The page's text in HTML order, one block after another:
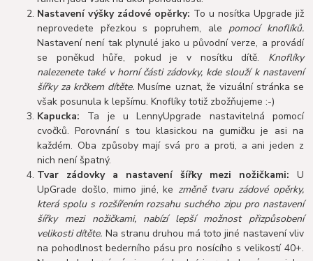
Nastavení výšky zádové opěrky: To u nosítka Upgrade již
neprovedete přezkou s popruhem, ale pomocí knoflíků.
Nastavení není tak plynulé jako u původní verze, a provádí
se poněkud hůře, pokud je v nosítku dítě. Knoflíky
nalezenete také v horní části zádovky, kde slouží k nastavení
šířky za krčkem dítěte. Musíme uznat, že vizuální stránka se
však posunula k lepšímu. Knoflíky totiž zbožňujeme :-)
Kapucka: Ta je u LennyUpgrade nastavitelná pomocí
cvočků. Porovnání s tou klasickou na gumičku je asi na
každém. Oba způsoby mají svá pro a proti, a ani jeden z
nich není špatný.
Tvar zádovky a nastavení šířky mezi nožičkami: U
UpGrade došlo, mimo jiné, ke změně tvaru zádové opěrky,
která spolu s rozšířením rozsahu suchého zipu pro nastavení
šířky mezi nožičkami, nabízí lepší možnost přizpůsobení
velikosti dítěte. Na stranu druhou má toto jiné nastavení vliv
na pohodlnost bederního pásu pro nosícího s velikostí 40+.